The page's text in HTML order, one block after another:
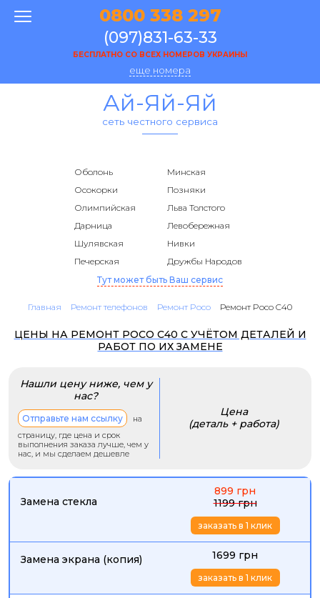
0800 338 297
(097)831-63-33
БЕСПЛАТНО СО ВСЕХ НОМЕРОВ УКРАИНЫ
еще номера
Ай-Яй-Яй
сеть честного сервиса
Оболонь
Минская
Осокорки
Позняки
Олимпийская
Льва Толстого
Дарница
Левобережная
Шулявская
Нивки
Печерская
Дружбы Народов
Тут может быть Ваш сервис
Главная Ремонт телефонов Ремонт Poco Ремонт Poco C40
ЦЕНЫ НА РЕМОНТ POCO C40 С УЧЁТОМ ДЕТАЛЕЙ И
РАБОТ ПО ИХ ЗАМЕНЕ
Нашли цену ниже, чем у
нас?
Отправьте нам ссылку
на
страницу, где цена и срок
выполнения заказа лучше, чем у
нас, и мы сделаем дешевле
Цена
(деталь + работа)
Замена стекла
899 грн
1199 грн
заказать в 1 клик
Замена экрана (копия) 1699 грн
заказать в 1 клик